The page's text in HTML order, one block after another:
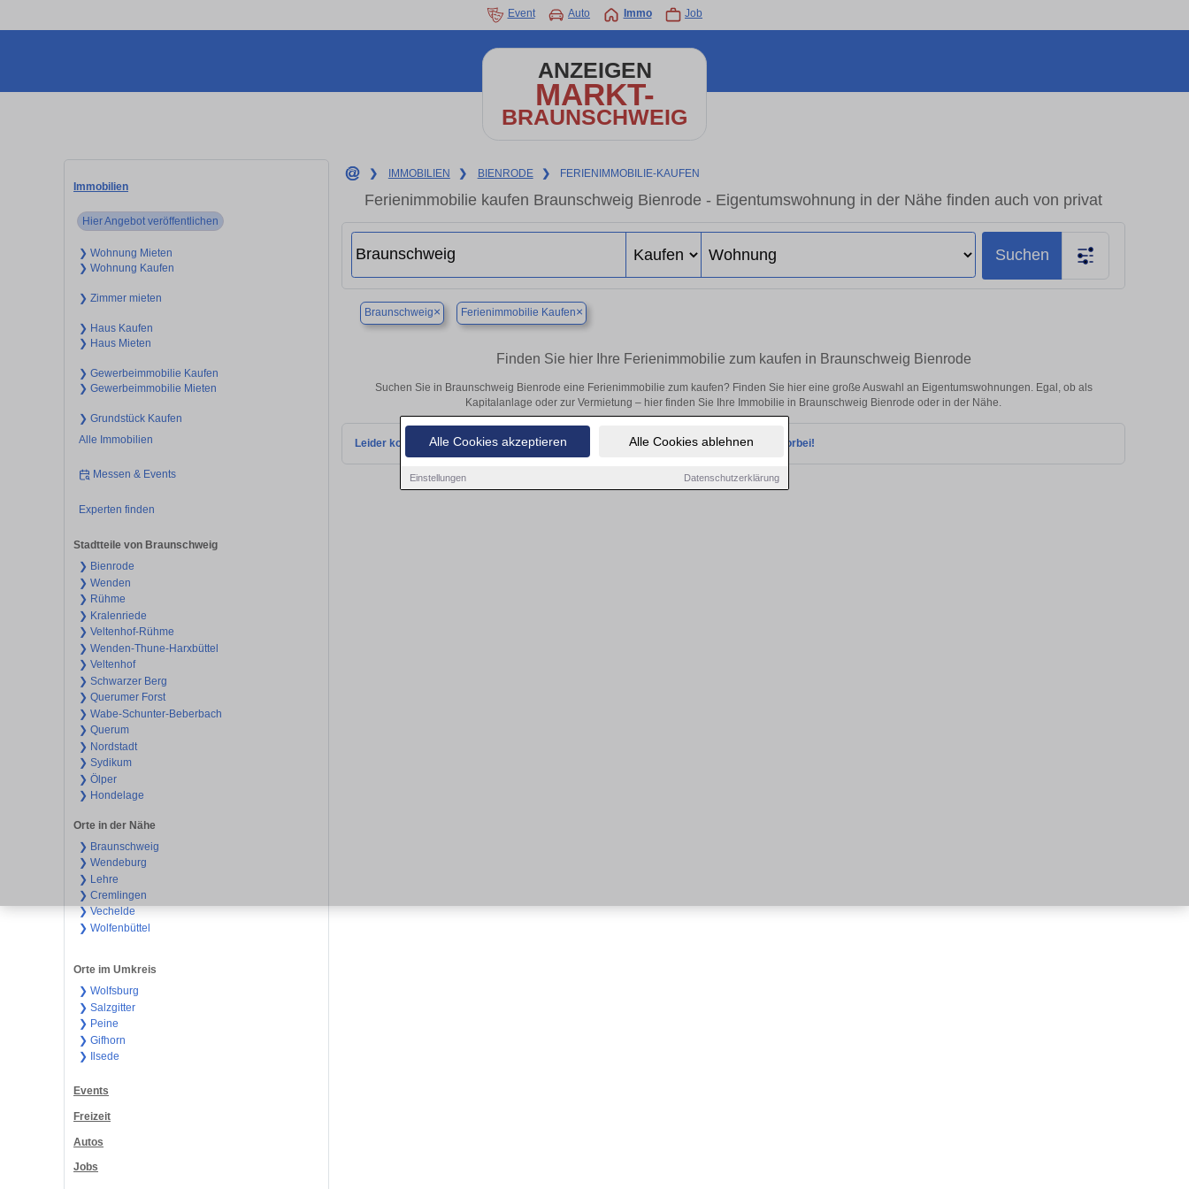
Alle Cookies akzeptieren Alle Cookies ablehnen
Einstellungen Datenschutzerklärung
Event Auto Immo Job
ANZEIGEN
MARKT-
BRAUNSCHWEIG
Immobilien
Hier Angebot veröffentlichen
❯ Wohnung Mieten
❯ Wohnung Kaufen
❯ Zimmer mieten
❯ Haus Kaufen
❯ Haus Mieten
❯ Gewerbeimmobilie Kaufen
❯ Gewerbeimmobilie Mieten
❯ Grundstück Kaufen
Alle Immobilien
Messen & Events
Experten finden
Stadtteile von Braunschweig
❯ Bienrode
❯ Wenden
❯ Rühme
❯ Kralenriede
❯ Veltenhof-Rühme
❯ Wenden-Thune-Harxbüttel
❯ Veltenhof
❯ Schwarzer Berg
❯ Querumer Forst
❯ Wabe-Schunter-Beberbach
❯ Querum
❯ Nordstadt
❯ Sydikum
❯ Ölper
❯ Hondelage
Orte in der Nähe
❯ Braunschweig
❯ Wendeburg
❯ Lehre
❯ Cremlingen
❯ Vechelde
❯ Wolfenbüttel
Orte im Umkreis
❯ Wolfsburg
❯ Salzgitter
❯ Peine
❯ Gifhorn
❯ Ilsede
Events
Freizeit
Autos
Jobs
❯ IMMOBILIEN ❯ BIENRODE ❯ FERIENIMMOBILIE-KAUFEN
Ferienimmobilie kaufen Braunschweig Bienrode - Eigentumswohnung in der Nähe finden auch von privat
Suchen
Braunschweig× Ferienimmobilie Kaufen×
Finden Sie hier Ihre Ferienimmobilie zum kaufen in Braunschweig Bienrode
Suchen Sie in Braunschweig Bienrode eine Ferienimmobilie zum kaufen? Finden Sie hier eine große Auswahl an Eigentumswohnungen. Egal, ob als
Kapitalanlage oder zur Vermietung – hier finden Sie Ihre Immobilie in Braunschweig Bienrode oder in der Nähe.
Leider konnten wir derzeit keine passenden Objekte finden. Schauen Sie bald wieder vorbei!